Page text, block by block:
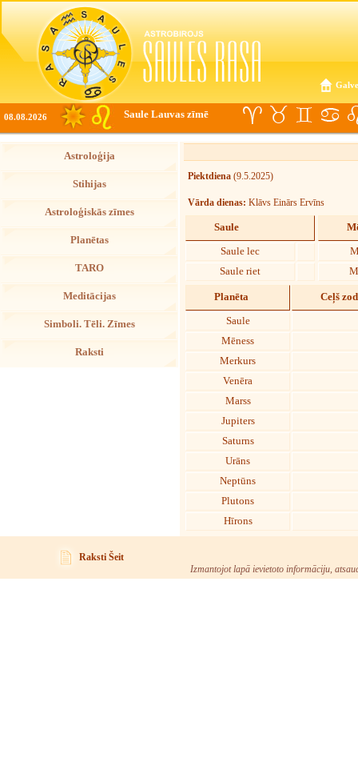
08.08.2026 Saule Lauvas zīmē
Astroloģija
Stihijas
Astroloģiskās zīmes
Planētas
TARO
Meditācijas
Simboli. Tēli. Zīmes
Raksti
Piektdiena (9.5.2025)
Vārda dienas: Klāvs Einārs Ervīns
Saule
Saule lec
Saule riet
Planēta Ceļš
Saule
Mēness
Merkurs
Venēra
Marss
Jupiters
Saturns
Urāns
Neptūns
Plutons
Hīrons
Raksti Šeit
Izmantojot lapā ievietoto informāciju,